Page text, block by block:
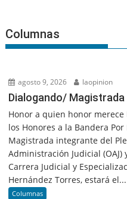
Columnas
agosto 9, 2026 laopinion
Dialogando/ Magistrada
Honor a quien honor
los Honores a la Bandera
Magistrada integrante del
Administración Judicial
Carrera Judicial y
Hernández Torres, estará el...
Columnas